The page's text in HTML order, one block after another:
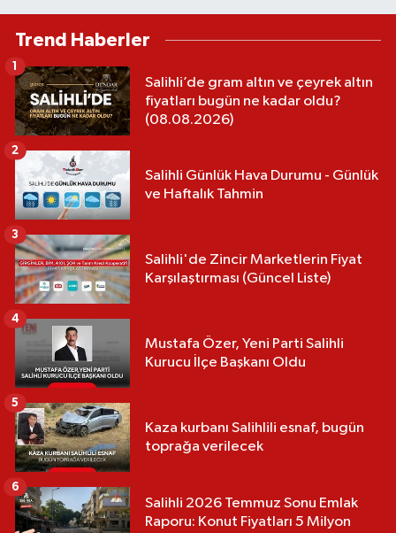
Trend Haberler
Salihli’de gram altın ve çeyrek altın
fiyatları bugün ne kadar oldu?
(08.08.2026)
1
Salihli Günlük Hava Durumu - Günlük
ve Haftalık Tahmin
2
Salihli'de Zincir Marketlerin Fiyat
Karşılaştırması (Güncel Liste)
3
Mustafa Özer, Yeni Parti Salihli
Kurucu İlçe Başkanı Oldu
4
Kaza kurbanı Salihlili esnaf, bugün
toprağa verilecek
5
Salihli 2026 Temmuz Sonu Emlak
Raporu: Konut Fiyatları 5 Milyon
6